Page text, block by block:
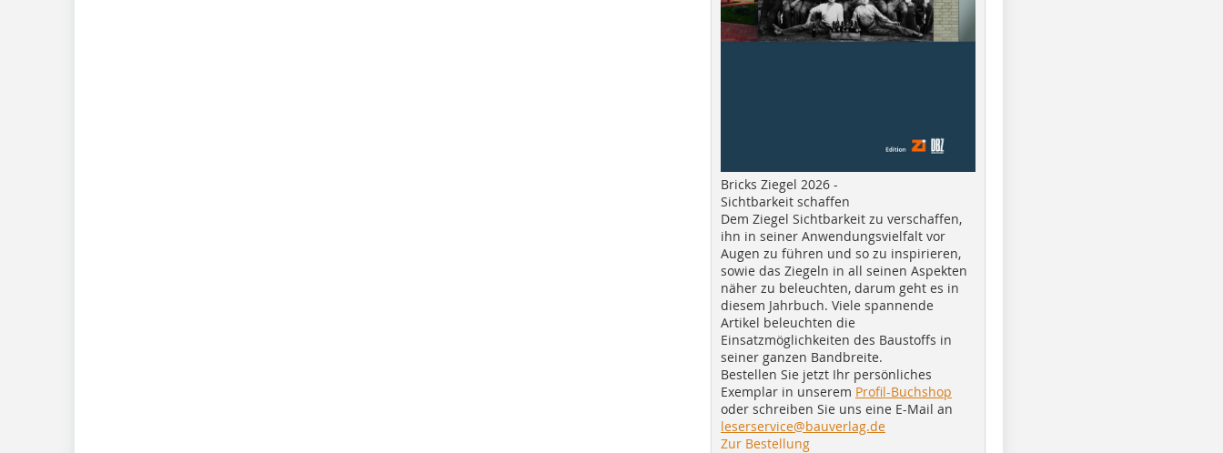
Bricks Ziegel 2026 -
Sichtbarkeit schaffen
Dem Ziegel Sichtbarkeit zu verschaffen,
ihn in seiner Anwendungsvielfalt vor
Augen zu führen und so zu inspirieren,
sowie das Ziegeln in all seinen Aspekten
näher zu beleuchten, darum geht es in
diesem Jahrbuch. Viele spannende
Artikel beleuchten die
Einsatzmöglichkeiten des Baustoffs in
seiner ganzen Bandbreite.
Bestellen Sie jetzt Ihr persönliches
Exemplar in unserem Profil-Buchshop
oder schreiben Sie uns eine E-Mail an
leserservice@bauverlag.de
Zur Bestellung